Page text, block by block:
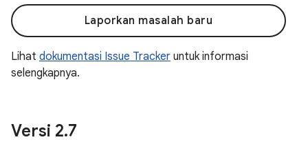
Laporkan masalah baru
Lihat dokumentasi Issue Tracker untuk informasi
selengkapnya.
Versi 2.7